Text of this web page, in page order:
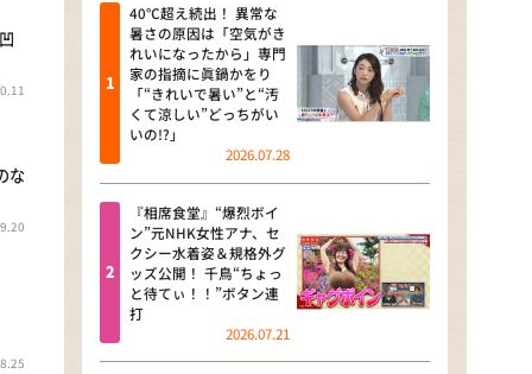
これ余談なんですけど・・・
～人生密着トークバラエティ！
～ やすとものいたって真剣です
探偵！ナイトスクープ
news おかえり
河合＆A.B.C-Z塚田×福井アナ
「なんでやねん！？」（news お
かえり）
DAIGOも台所 ～きょうの献立 何
にする？～
な
40℃超え続出！ 異常な
暑さの原因は「空気がき
れいになったから」専門
家の指摘に眞鍋かをり
「“きれいで暑い”と“汚
くて涼しい”どっちがい
いの!?」
2026.07.28
『相席食堂』“爆烈ボイ
ン”元NHK女性アナ、セ
クシー水着姿＆規格外グ
ッズ公開！ 千鳥“ちょっ
と待てぃ！！”ボタン連
打
2026.07.21